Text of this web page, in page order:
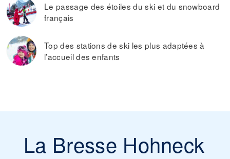
Le passage des étoiles du ski et du snowboard
français
Top des stations de ski les plus adaptées à
l’accueil des enfants
La Bresse Hohneck